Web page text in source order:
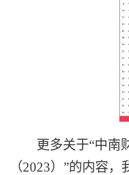
更多关于“中南
（2023）”的内容